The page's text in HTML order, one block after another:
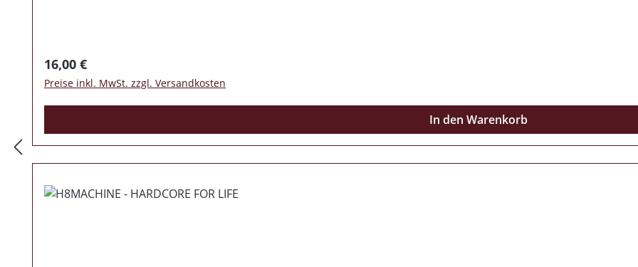
Regulärer Preis:
16,00 €
Preise inkl. MwSt. zzgl. Versandkosten
In den Warenkorb